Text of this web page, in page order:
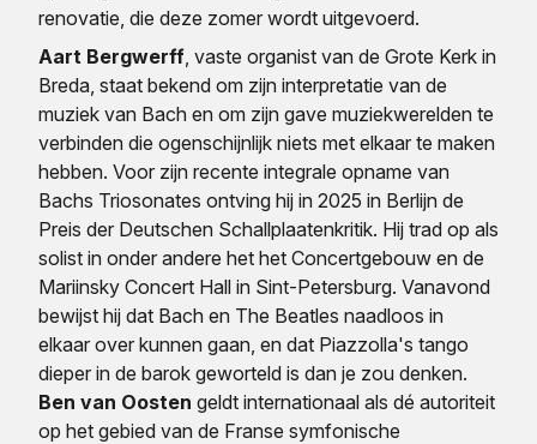
renovatie, die deze zomer wordt uitgevoerd.
Aart Bergwerff , vaste organist van de Grote Kerk in
Breda, staat bekend om zijn interpretatie van de
muziek van Bach en om zijn gave muziekwerelden te
verbinden die ogenschijnlijk niets met elkaar te maken
hebben. Voor zijn recente integrale opname van
Bachs Triosonates ontving hij in 2025 in Berlijn de
Preis der Deutschen Schallplaatenkritik. Hij trad op als
solist in onder andere het het Concertgebouw en de
Mariinsky Concert Hall in Sint-Petersburg. Vanavond
bewijst hij dat Bach en The Beatles naadloos in
elkaar over kunnen gaan, en dat Piazzolla's tango
dieper in de barok geworteld is dan je zou denken.
Ben van Oosten geldt internationaal als dé autoriteit
op het gebied van de Franse symfonische